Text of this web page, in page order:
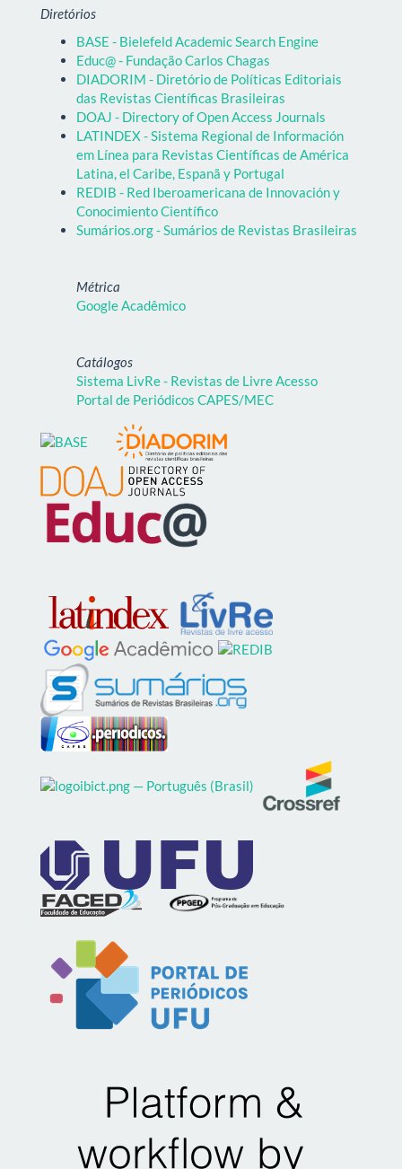
Diretórios
BASE - Bielefeld Academic Search Engine
Educ@ - Fundação Carlos Chagas
DIADORIM - Diretório de Políticas Editoriais
das Revistas Científicas Brasileiras
DOAJ - Directory of Open Access Journals
LATINDEX - Sistema Regional de Información
em Línea para Revistas Científicas de América
Latina, el Caribe, Espanã y Portugal
REDIB - Red Iberoamericana de Innovación y
Conocimiento Científico
Sumários.org - Sumários de Revistas Brasileiras
Métrica
Google Acadêmico
Catálogos
Sistema LivRe - Revistas de Livre Acesso
Portal de Periódicos CAPES/MEC